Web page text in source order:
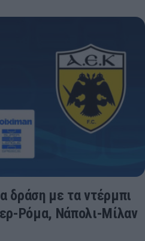
δράση με τα ντέρμπι
Ρόμα, Νάπολι-Μίλαν